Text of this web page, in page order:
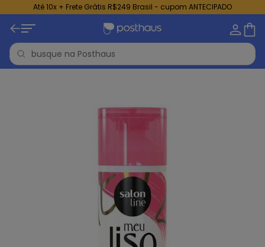
Até 10x + Frete Grátis R$249 Brasil - cupom ANTECIPADO